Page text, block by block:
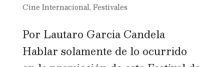
Cine Internacional, Festivales
Por Lautaro Garcia Candela
Hablar solamente de lo ocurrido